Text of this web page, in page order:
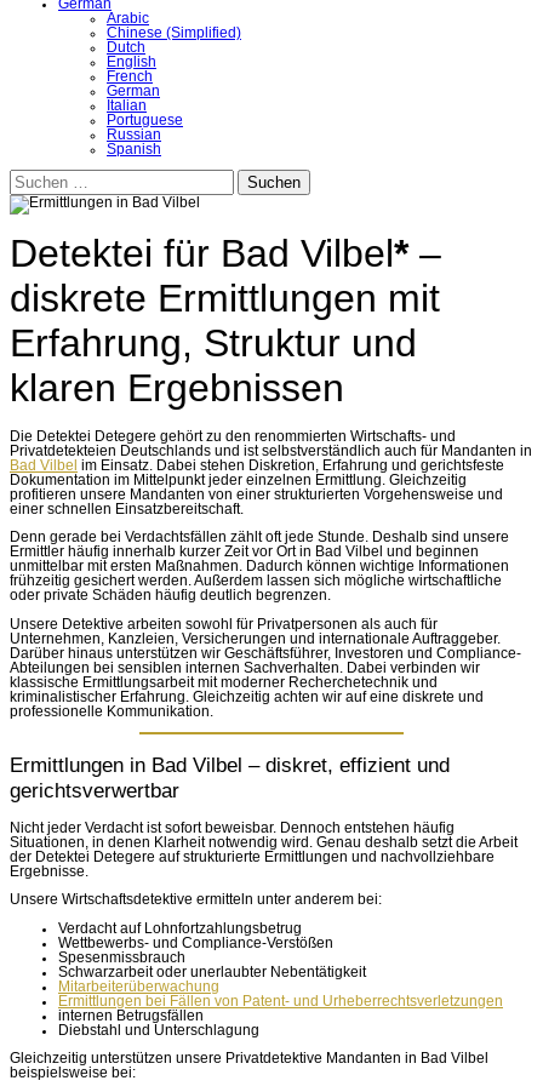
German
Arabic
Chinese (Simplified)
Dutch
English
French
German
Italian
Portuguese
Russian
Spanish
Suchen
nach:
Detektei für Bad Vilbel*–
diskrete Ermittlungen mit
Erfahrung, Struktur und
klaren Ergebnissen
Die Detektei Detegere gehört zu den renommierten Wirtschafts- und
Privatdetekteien Deutschlands und ist selbstverständlich auch für Mandanten in
Bad Vilbel im Einsatz. Dabei stehen Diskretion, Erfahrung und gerichtsfeste
Dokumentation im Mittelpunkt jeder einzelnen Ermittlung. Gleichzeitig
profitieren unsere Mandanten von einer strukturierten Vorgehensweise und
einer schnellen Einsatzbereitschaft.
Denn gerade bei Verdachtsfällen zählt oft jede Stunde. Deshalb sind unsere
Ermittler häufig innerhalb kurzer Zeit vor Ort in Bad Vilbel und beginnen
unmittelbar mit ersten Maßnahmen. Dadurch können wichtige Informationen
frühzeitig gesichert werden. Außerdem lassen sich mögliche wirtschaftliche
oder private Schäden häufig deutlich begrenzen.
Unsere Detektive arbeiten sowohl für Privatpersonen als auch für
Unternehmen, Kanzleien, Versicherungen und internationale Auftraggeber.
Darüber hinaus unterstützen wir Geschäftsführer, Investoren und Compliance-
Abteilungen bei sensiblen internen Sachverhalten. Dabei verbinden wir
klassische Ermittlungsarbeit mit moderner Recherchetechnik und
kriminalistischer Erfahrung. Gleichzeitig achten wir auf eine diskrete und
professionelle Kommunikation.
Ermittlungen in Bad Vilbel – diskret, effizient und
gerichtsverwertbar
Nicht jeder Verdacht ist sofort beweisbar. Dennoch entstehen häufig
Situationen, in denen Klarheit notwendig wird. Genau deshalb setzt die Arbeit
der Detektei Detegere auf strukturierte Ermittlungen und nachvollziehbare
Ergebnisse.
Unsere Wirtschaftsdetektive ermitteln unter anderem bei:
Verdacht auf Lohnfortzahlungsbetrug
Wettbewerbs- und Compliance-Verstößen
Spesenmissbrauch
Schwarzarbeit oder unerlaubter Nebentätigkeit
Mitarbeiterüberwachung
Ermittlungen bei Fällen von Patent- und Urheberrechtsverletzungen
internen Betrugsfällen
Diebstahl und Unterschlagung
Gleichzeitig unterstützen unsere Privatdetektive Mandanten in Bad Vilbel
beispielsweise bei: